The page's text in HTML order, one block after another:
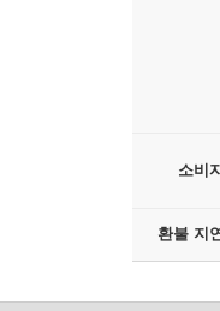
소비
환불 지